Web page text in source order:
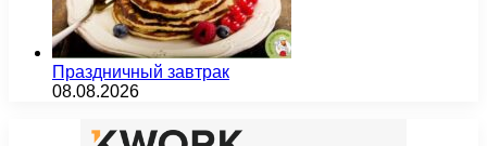
Праздничный завтрак
08.08.2026